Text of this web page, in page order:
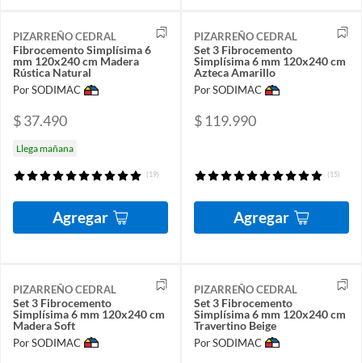
PIZARREÑO CEDRAL
Fibrocemento Simplísima 6
mm 120x240 cm Madera
Rústica Natural
Por SODIMAC
$ 37.490
Llega mañana
(19)
Agregar
PIZARREÑO CEDRAL
Set 3 Fibrocemento
Simplísima 6 mm 120x240 cm
Azteca Amarillo
Por SODIMAC
$ 119.990
(15)
Agregar
PIZARREÑO CEDRAL
Set 3 Fibrocemento
Simplísima 6 mm 120x240 cm
Madera Soft
Por SODIMAC
PIZARREÑO CEDRAL
Set 3 Fibrocemento
Simplísima 6 mm 120x240 cm
Travertino Beige
Por SODIMAC